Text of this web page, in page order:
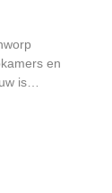
en
is…